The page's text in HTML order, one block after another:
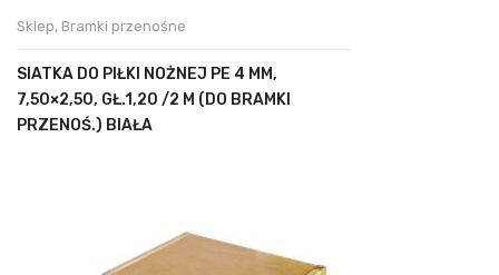
Sklep, Bramki przenośne
SIATKA DO PIŁKI NOŻNEJ PE 4 MM,
7,50×2,50, GŁ.1,20 /2 M (DO BRAMKI
PRZENOŚ.) BIAŁA